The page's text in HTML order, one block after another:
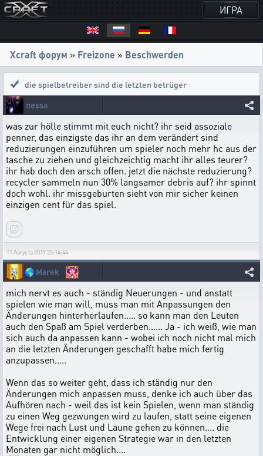
ИГРА
Xcraft форум » Freizone » Beschwerden
die spielbetreiber sind die letzten betrüger
nessa
was zur hölle stimmt mit euch nicht? ihr seid assoziale
penner, das einzigste das ihr an dem verändert sind
reduzierungen einzuführen um spieler noch mehr hc aus der
tasche zu ziehen und gleichzeichtig macht ihr alles teurer?
ihr hab doch den arsch offen. jetzt die nächste reduzierung?
recycler sammeln nun 30% langsamer debris auf? ihr spinnt
doch wohl. ihr missgeburten sieht von mir sicher keinen
einzigen cent für das spiel.
11 Августа 2019 22:14:44
🌎Marek
mich nervt es auch - ständig Neuerungen - und anstatt
spielen wie man will, muss man mit Anpassungen den
Änderungen hinterherlaufen..... so kann man den Leuten
auch den Spaß am Spiel verderben...... Ja - ich weiß, wie man
sich auch da anpassen kann - wobei ich noch nicht mal mich
an die letzten Änderungen geschafft habe mich fertig
anzupassen.....
Wenn das so weiter geht, dass ich ständig nur den
Änderungen mich anpassen muss, denke ich auch über das
Aufhören nach - weil das ist kein Spielen, wenn man ständig
zu einen Weg gezwungen wird zu laufen, statt seine eigenen
Wege frei nach Lust und Laune gehen zu können.... die
Entwicklung einer eigenen Strategie war in den letzten
Monaten gar nicht möglich....